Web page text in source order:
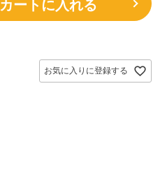
お気に入りに登録する
カートに入れる